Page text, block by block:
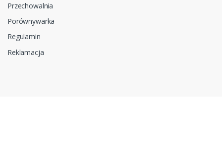
Przechowalnia
Porównywarka
Regulamin
Reklamacja